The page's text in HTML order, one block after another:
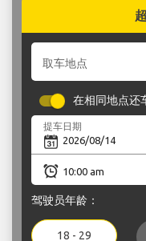
取车地点
在相同地点还
提车日期
驾驶员年龄：
18 - 29